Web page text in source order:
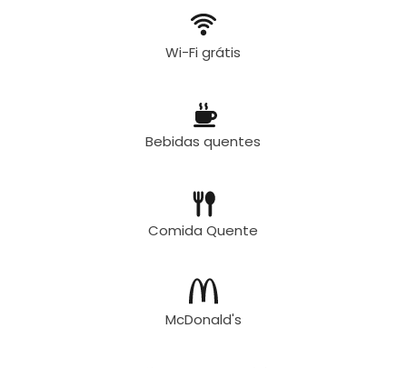
Wi-Fi grátis
Bebidas quentes
Comida Quente
McDonald's